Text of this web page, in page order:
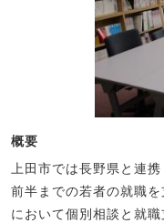
概要
上田市では長野県と連
前半までの若者の就職
において個別相談と就